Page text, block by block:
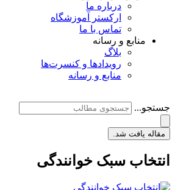
درباره ما
ارکستر آموزشگاه
تماس با ما
منابع و رسانه
بلاگ
رویدادها و کنسرت‌ها
منابع و رسانه
جستجو...
مقاله یافت شد.
انتخاب سبک خوانندگی